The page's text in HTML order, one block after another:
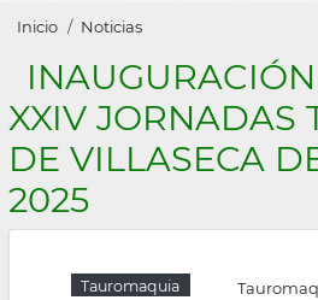
Sobrescribir
enlaces
de
ayuda
a
la
navegación
Inicio Noticias
XXIV JORNADAS
DE VILLASECA
2025
Tauromaquia